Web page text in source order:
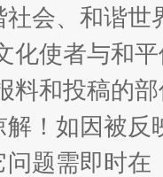
房 除
会、和谐
化使者与和
料和投稿的
！如因被
问题需即时在